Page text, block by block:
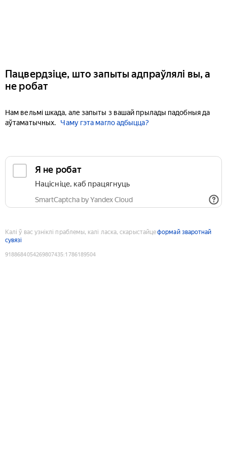
Пацвердзіце, што запыты адпраўлялі вы, а
не робат
Нам вельмі шкада, але запыты з вашай прылады падобныя да
аўтаматычных.
Чаму гэта магло адбыцца?
Я не робат
Націсніце, каб працягнуць
SmartCaptcha by Yandex Cloud
Калі ў вас узніклі праблемы, калі ласка, скарыстайцеформай зваротнай
сувязі
9188684054269807435:1786189504